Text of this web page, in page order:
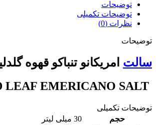
توضیحات
توضیحات تکمیلی
نظرات (0)
توضیحات
سالت امریکانو تنباکو قهوه
توضیحات تکمیلی
حجم
30 میلی لیتر